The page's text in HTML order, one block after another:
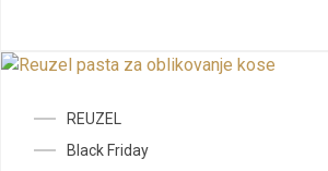
REUZEL
Black Friday